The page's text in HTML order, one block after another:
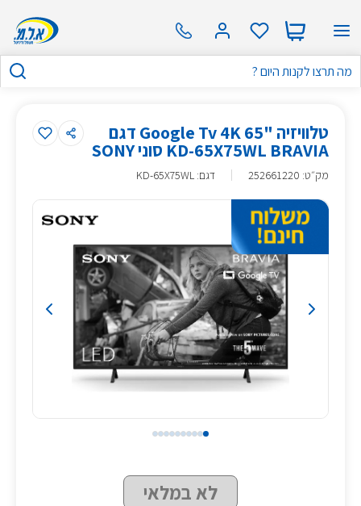
טלוויזיה "65 Google Tv 4K דגם
KD-65X75WL BRAVIA סוני SONY
מק״ט:
252661220 דגם: KD-65X75WL
לא במלאי